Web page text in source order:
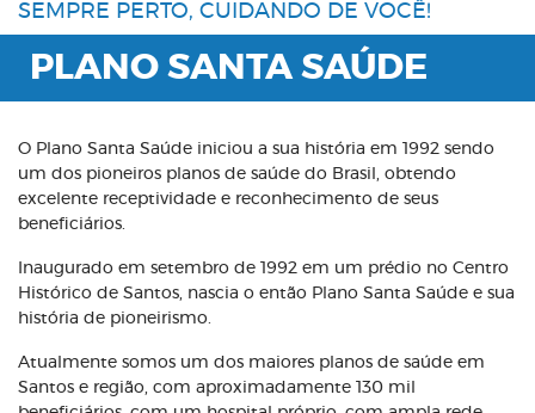
SEMPRE PERTO, CUIDANDO DE VOCÊ!
PLANO SANTA SAÚDE
O Plano Santa Saúde iniciou a sua história em 1992 sendo
um dos pioneiros planos de saúde do Brasil, obtendo
excelente receptividade e reconhecimento de seus
beneficiários.
Inaugurado em setembro de 1992 em um prédio no Centro
Histórico de Santos, nascia o então Plano Santa Saúde e sua
história de pioneirismo.
Atualmente somos um dos maiores planos de saúde em
Santos e região, com aproximadamente 130 mil